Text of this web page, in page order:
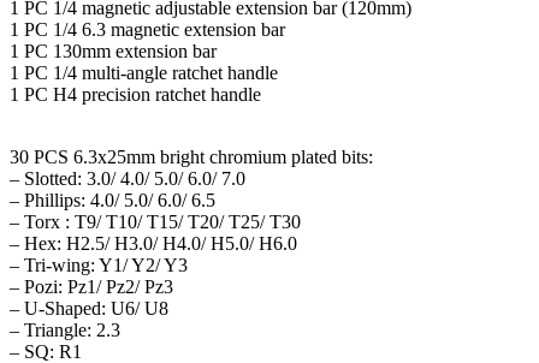
1 PC 1/4 magnetic adjustable extension bar (120mm)
1 PC 1/4 6.3 magnetic extension bar
1 PC 130mm extension bar
1 PC 1/4 multi-angle ratchet handle
1 PC H4 precision ratchet handle
30 PCS 6.3x25mm bright chromium plated bits:
– Slotted: 3.0/ 4.0/ 5.0/ 6.0/ 7.0
– Phillips: 4.0/ 5.0/ 6.0/ 6.5
– Torx : T9/ T10/ T15/ T20/ T25/ T30
– Hex: H2.5/ H3.0/ H4.0/ H5.0/ H6.0
– Tri-wing: Y1/ Y2/ Y3
– Pozi: Pz1/ Pz2/ Pz3
– U-Shaped: U6/ U8
– Triangle: 2.3
– SQ: R1